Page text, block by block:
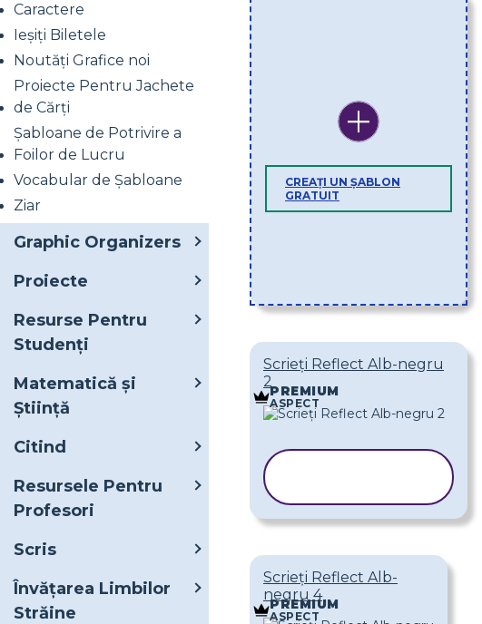
Caractere
Ieșiți Biletele
Noutăți Grafice noi
Proiecte Pentru Jachete
de Cărți
Șabloane de Potrivire a
Foilor de Lucru
Vocabular de Șabloane
Ziar
Graphic Organizers
Proiecte
Resurse Pentru
Studenți
Matematică și
Știință
Citind
Resursele Pentru
Profesori
Scris
Învățarea Limbilor
Străine
CREAȚI UN ȘABLON
GRATUIT
Scrieți Reflect Alb-negru
2
PREMIUM
ASPECT
Scrieți Reflect Alb-
negru 4
PREMIUM
ASPECT